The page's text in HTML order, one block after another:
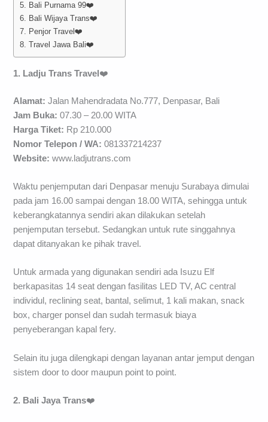
5. Bali Purnama 99❤️
6. Bali Wijaya Trans❤️
7. Penjor Travel❤️
8. Travel Jawa Bali❤️
1. Ladju Trans Travel ❤️
Alamat: Jalan Mahendradata No.777, Denpasar, Bali
Jam Buka:07.30 – 20.00 WITA
Harga Tiket: Rp 210.000
Nomor Telepon / WA:081337214237
Website: www.ladjutrans.com
Waktu penjemputan dari Denpasar menuju Surabaya dimulai
pada jam 16.00 sampai dengan 18.00 WITA, sehingga untuk
keberangkatannya sendiri akan dilakukan setelah
penjemputan tersebut. Sedangkan untuk rute singgahnya
dapat ditanyakan ke pihak travel.
Untuk armada yang digunakan sendiri ada Isuzu Elf
berkapasitas 14 seat dengan fasilitas LED TV, AC central
individul, reclining seat, bantal, selimut, 1 kali makan, snack
box, charger ponsel dan sudah termasuk biaya
penyeberangan kapal fery.
Selain itu juga dilengkapi dengan layanan antar jemput dengan
sistem door to door maupun point to point.
2. Bali Jaya Trans❤️